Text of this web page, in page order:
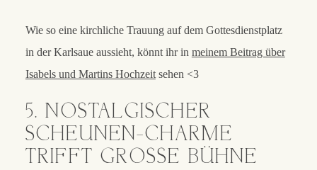
Wie so eine kirchliche Trauung auf dem Gottesdienstplatz
in der Karlsaue aussieht, könnt ihr in meinem Beitrag über
Isabels und Martins Hochzeitsehen <3
5. NOSTALGISCHER
SCHEUNEN-CHARME
TRIFFT GROSSE BÜHNE